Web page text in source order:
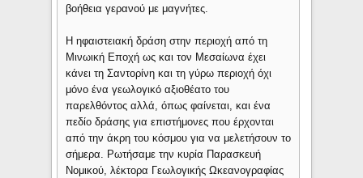
βοήθεια γερανού με μαγνήτες.
Η ηφαιστειακή δράση στην περιοχή από τη
Μινωική Εποχή ως και τον Μεσαίωνα έχει
κάνει τη Σαντορίνη και τη γύρω περιοχή όχι
μόνο ένα γεωλογικό αξιοθέατο του
παρελθόντος αλλά, όπως φαίνεται, και ένα
πεδίο δράσης για επιστήμονες που έρχονται
από την άκρη του κόσμου για να μελετήσουν το
σήμερα. Ρωτήσαμε την κυρία Παρασκευή
Νομικού, λέκτορα Γεωλογικής Ωκεανογραφίας